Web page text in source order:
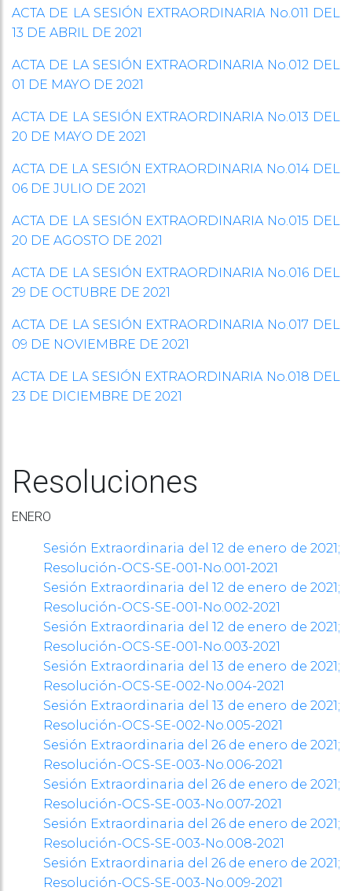
ACTA DE LA SESIÓN EXTRAORDINARIA No.011 DEL
13 DE ABRIL DE 2021
ACTA DE LA SESIÓN EXTRAORDINARIA No.012 DEL
01 DE MAYO DE 2021
ACTA DE LA SESIÓN EXTRAORDINARIA No.013 DEL
20 DE MAYO DE 2021
ACTA DE LA SESIÓN EXTRAORDINARIA No.014 DEL
06 DE JULIO DE 2021
ACTA DE LA SESIÓN EXTRAORDINARIA No.015 DEL
20 DE AGOSTO DE 2021
ACTA DE LA SESIÓN EXTRAORDINARIA No.016 DEL
29 DE OCTUBRE DE 2021
ACTA DE LA SESIÓN EXTRAORDINARIA No.017 DEL
09 DE NOVIEMBRE DE 2021
ACTA DE LA SESIÓN EXTRAORDINARIA No.018 DEL
23 DE DICIEMBRE DE 2021
Resoluciones
ENERO
Sesión Extraordinaria del 12 de enero de 2021;
Resolución-OCS-SE-001-No.001-2021
Sesión Extraordinaria del 12 de enero de 2021;
Resolución-OCS-SE-001-No.002-2021
Sesión Extraordinaria del 12 de enero de 2021;
Resolución-OCS-SE-001-No.003-2021
Sesión Extraordinaria del 13 de enero de 2021;
Resolución-OCS-SE-002-No.004-2021
Sesión Extraordinaria del 13 de enero de 2021;
Resolución-OCS-SE-002-No.005-2021
Sesión Extraordinaria del 26 de enero de 2021;
Resolución-OCS-SE-003-No.006-2021
Sesión Extraordinaria del 26 de enero de 2021;
Resolución-OCS-SE-003-No.007-2021
Sesión Extraordinaria del 26 de enero de 2021;
Resolución-OCS-SE-003-No.008-2021
Sesión Extraordinaria del 26 de enero de 2021;
Resolución-OCS-SE-003-No.009-2021